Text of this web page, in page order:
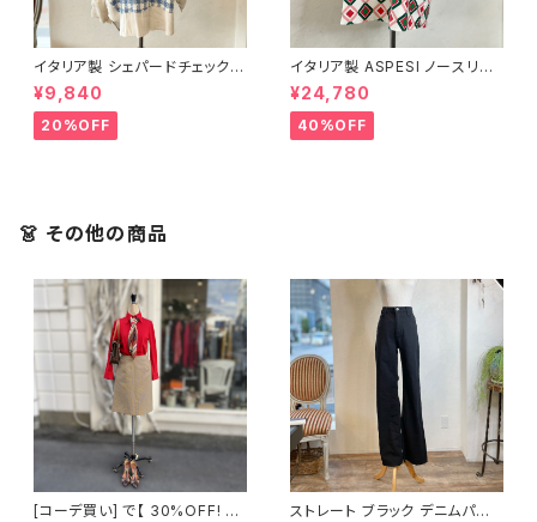
イタリア製 シェパードチェック柄
シャツ＜ライトブルー＞
¥9,840
20%OFF
イタリア製 ASPESI ノースリー
ブブラウス
¥24,780
40%OFF
👗 その他の商品
[コーデ買い] で【 30%OFF! 】3
ストレート ブラック デニムパン